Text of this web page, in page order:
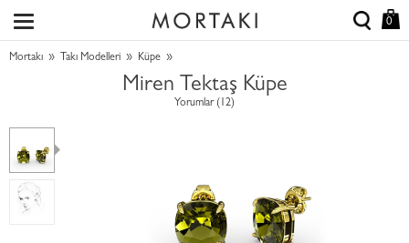
0
Mortakı » Takı Modelleri » Küpe »
Miren Tektaş Küpe
Yorumlar (12)